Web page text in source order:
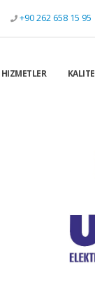
+90 262 658 15 95
HIZMETLER KALITE